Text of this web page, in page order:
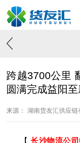
跨越3700公里
圆满完成益阳
来源： 湖南货友汇供应链
【 长沙物流公司